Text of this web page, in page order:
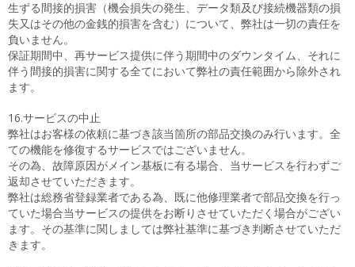
生ずる間接的損害（機会損失の発生、データ類及び接続機器類の損
失又はその他の金銭的損害を含む）について、弊社は一切の責任を
負いません。
保証期間中、再サービス提供に伴う期間中のダウンタイム、それに
伴う間接的損害に関する全てにおいて弊社の責任範囲から除外され
ます。
16.サービスの中止
弊社はお客様の依頼に基づき該当箇所の部品交換のみ行います。全
ての機能を修復するサービスではございません。
その為、故障原因がメイン基板に有る場合、当サービスを行わずご
返却させていただきます。
弊社は総務省登録業者である為、既に他修理業者で部品交換を行っ
ていた場合当サービスの提供をお断りさせていただく場合がござい
ます。その基準に関しましては弊社基準に基づき判断させていただ
きます。